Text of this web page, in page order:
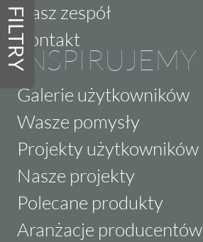
FILTRYNasz zespół
Kontakt
INSPIRUJEMY
Galerie użytkowników
Wasze pomysły
Projekty użytkowników
Nasze projekty
Polecane produkty
Aranżacje producentów